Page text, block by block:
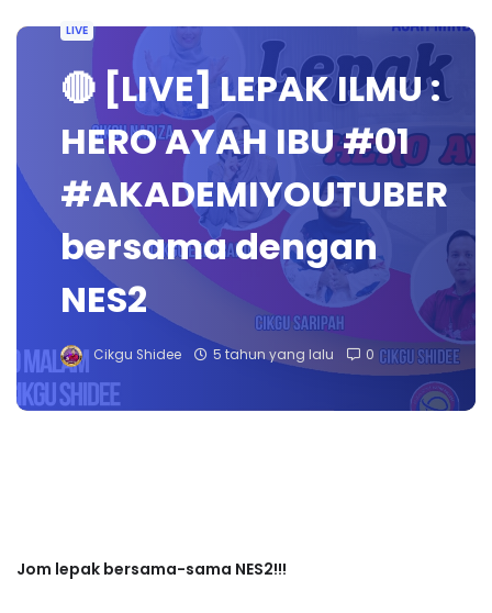
LIVE
🔴 [LIVE] LEPAK ILMU :
HERO AYAH IBU #01
#AKADEMIYOUTUBER
bersama dengan
NES2
Cikgu Shidee 5 tahun yang lalu 0
Jom lepak bersama-sama NES2!!!